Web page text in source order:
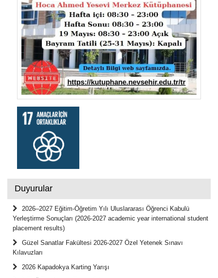
Duyurular
2026–2027 Eğitim-Öğretim Yılı Uluslararası Öğrenci Kabulü
Yerleştirme Sonuçları (2026-2027 academic year international student
placement results)
Güzel Sanatlar Fakültesi 2026-2027 Özel Yetenek Sınavı
Kılavuzları
2026 Kapadokya Karting Yarışı